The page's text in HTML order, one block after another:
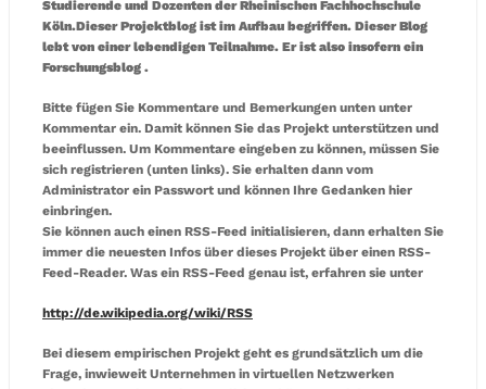
Studierende und Dozenten der Rheinischen Fachhochschule
Köln.Dieser Projektblog ist im Aufbau begriffen. Dieser Blog
lebt von einer lebendigen Teilnahme. Er ist also insofern ein
Forschungsblog .
Bitte fügen Sie Kommentare und Bemerkungen unten unter
Kommentar ein. Damit können Sie das Projekt unterstützen und
beeinflussen. Um Kommentare eingeben zu können, müssen Sie
sich registrieren (unten links). Sie erhalten dann vom
Administrator ein Passwort und können Ihre Gedanken hier
einbringen.
Sie können auch einen RSS-Feed initialisieren, dann erhalten Sie
immer die neuesten Infos über dieses Projekt über einen RSS-
Feed-Reader. Was ein RSS-Feed genau ist, erfahren sie unter
http://de.wikipedia.org/wiki/RSS
Bei diesem empirischen Projekt geht es grundsätzlich um die
Frage, inwieweit Unternehmen in virtuellen Netzwerken